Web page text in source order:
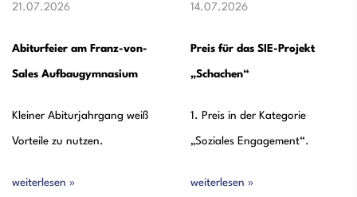
21.07.2026
Abiturfeier am Franz-von-
Sales Aufbaugymnasium
Kleiner Abiturjahrgang weiß
Vorteile zu nutzen.
weiterlesen »
14.07.2026
Preis für das SIE-Projekt
„Schachen“
1. Preis in der Kategorie
„Soziales Engagement“.
weiterlesen »